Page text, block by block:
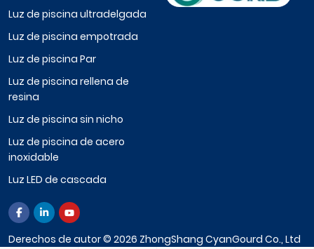
Luz de piscina ultradelgada
Luz de piscina empotrada
Luz de piscina Par
Luz de piscina rellena de
resina
Luz de piscina sin nicho
Luz de piscina de acero
inoxidable
Luz LED de cascada
Derechos de autor © 2026 ZhongShang CyanGourd Co., Ltd